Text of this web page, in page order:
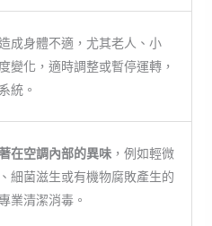
成身體不適，尤其老人、小
變化，適時調整或暫停運轉，
統。
在空調內部的異味，例如輕微
細菌滋生或有機物腐敗產生的
業清潔消毒。